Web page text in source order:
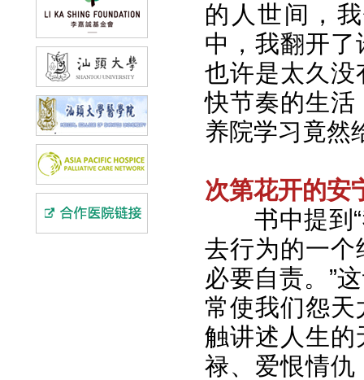
的人世间，
中，我翻开
也许是太久
快节奏的生
养院学习竟然
次第花开的安
书中提到
去行为的一
必要自责。”
常使我们怨
触讲述人生
禄、爱恨情